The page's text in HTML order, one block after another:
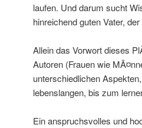
laufen. Und darum sucht
hinreichend guten Vater,
Allein das Vorwort dieses
Autoren (Frauen wie
unterschiedlichen
lebenslangen, bis zum
Ein anspruchsvolles und